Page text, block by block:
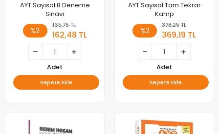
AYT Sayısal 8 Deneme
Sınavı
%2
165,75 TL
162,48 TL
Adet
Sepete Ekle
AYT Sayısal Tam Tekrar
Kamp
%2
378,25 TL
369,19 TL
Adet
Sepete Ekle